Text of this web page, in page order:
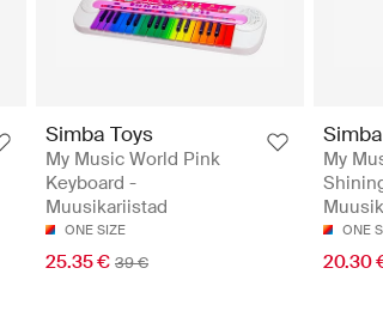
Simba Toys
My Music World Pink
Keyboard -
Muusikariistad
ONE SIZE
25.35 € 39 €
My
ONE
20.30